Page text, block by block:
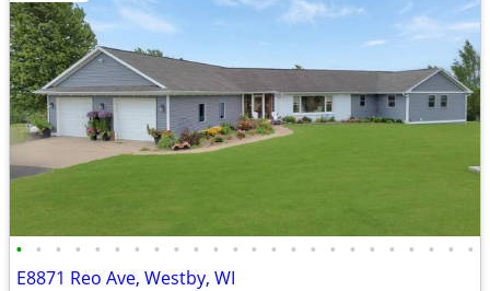
• • • • • • • • • • • • • • • • • • • • • • • •
E8871 Reo Ave, Westby, WI